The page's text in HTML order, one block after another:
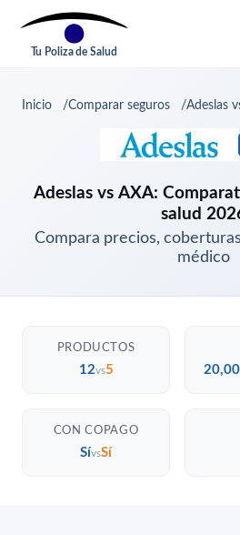
Tu Poliza de Salud
Inicio Comparar seguros Adeslas
Adeslas vs AXA:
salud
Compara precios,
médico
PRODUCTOS
12vs5
CON COPAGO
SívsSí